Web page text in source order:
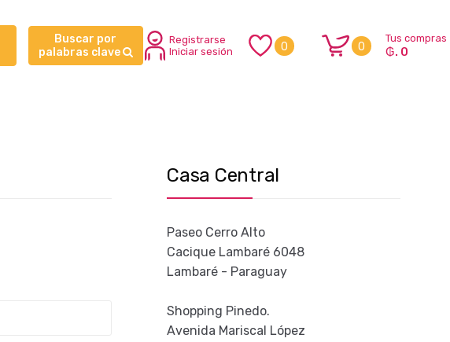
Buscar por
palabras clave
Registrarse
Iniciar sesión
0 0
Tus compras
₲. 0
Casa Central
Paseo Cerro Alto
Cacique Lambaré 6048
Lambaré - Paraguay
Shopping Pinedo.
Avenida Mariscal López